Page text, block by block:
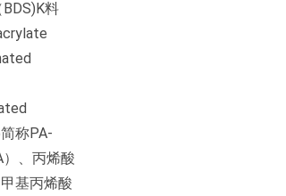
料
称PA-
、丙烯酸
基丙烯酸